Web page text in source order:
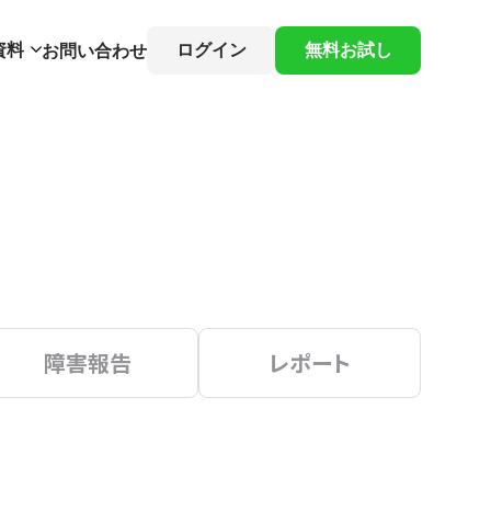
料 お問い合わせ ログイン 無料お試し
障害報告 レポート